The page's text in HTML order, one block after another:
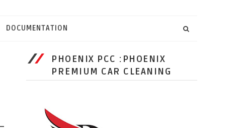
DOCUMENTATION
PHOENIX PCC :PHOENIX
PREMIUM CAR CLEANING